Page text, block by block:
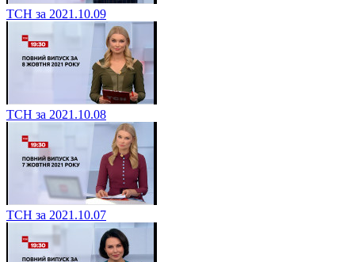
ТСН за 2021.10.09
ТСН за 2021.10.08
ТСН за 2021.10.07